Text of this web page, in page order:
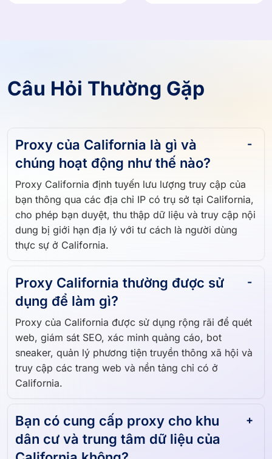
Câu Hỏi Thường Gặp
Proxy của California là gì và
chúng hoạt động như thế nào?
Proxy California định tuyến lưu lượng truy cập của
bạn thông qua các địa chỉ IP có trụ sở tại California,
cho phép bạn duyệt, thu thập dữ liệu và truy cập nội
dung bị giới hạn địa lý với tư cách là người dùng
thực sự ở California.
Proxy California thường được sử
dụng để làm gì?
Proxy của California được sử dụng rộng rãi để quét
web, giám sát SEO, xác minh quảng cáo, bot
sneaker, quản lý phương tiện truyền thông xã hội và
truy cập các trang web và nền tảng chỉ có ở
California.
Bạn có cung cấp proxy cho khu
dân cư và trung tâm dữ liệu của